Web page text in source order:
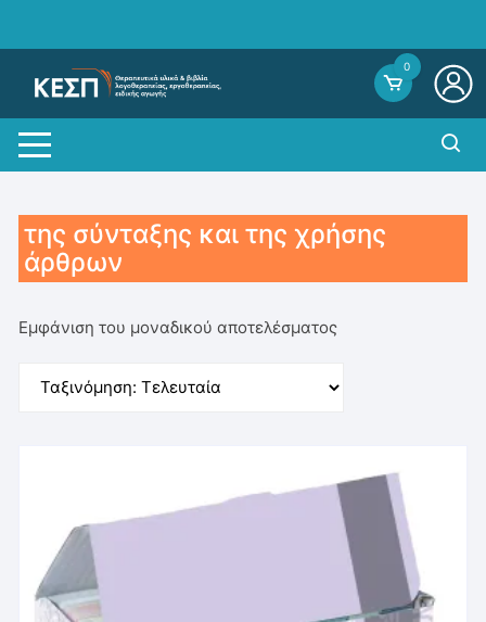
0
της σύνταξης και της χρήσης
άρθρων
Εμφάνιση του μοναδικού αποτελέσματος